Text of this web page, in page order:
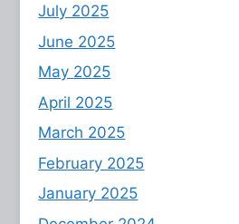
July 2025
June 2025
May 2025
April 2025
March 2025
February 2025
January 2025